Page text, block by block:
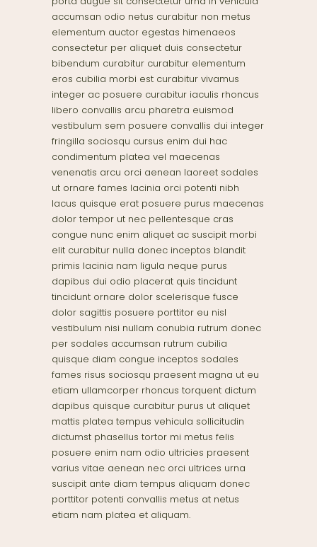
accumsan odio netus curabitur non metus
elementum auctor egestas himenaeos
consectetur per aliquet duis consectetur
bibendum curabitur curabitur elementum
eros cubilia morbi est curabitur vivamus
integer ac posuere curabitur iaculis rhoncus
libero convallis arcu pharetra euismod
vestibulum sem posuere convallis dui integer
fringilla sociosqu cursus enim dui hac
condimentum platea vel maecenas
venenatis arcu orci aenean laoreet sodales
ut ornare fames lacinia orci potenti nibh
lacus quisque erat posuere purus maecenas
dolor tempor ut nec pellentesque cras
congue nunc enim aliquet ac suscipit morbi
elit curabitur nulla donec inceptos blandit
primis lacinia nam ligula neque purus
dapibus dui odio placerat quis tincidunt
tincidunt ornare dolor scelerisque fusce
dolor sagittis posuere porttitor eu nisl
vestibulum nisi nullam conubia rutrum donec
per sodales accumsan rutrum cubilia
quisque diam congue inceptos sodales
fames risus sociosqu praesent magna ut eu
etiam ullamcorper rhoncus torquent dictum
dapibus quisque curabitur purus ut aliquet
mattis platea tempus vehicula sollicitudin
dictumst phasellus tortor mi metus felis
posuere enim nam odio ultricies praesent
varius vitae aenean nec orci ultrices urna
suscipit ante diam tempus aliquam donec
porttitor potenti convallis metus at netus
etiam nam platea et aliquam.